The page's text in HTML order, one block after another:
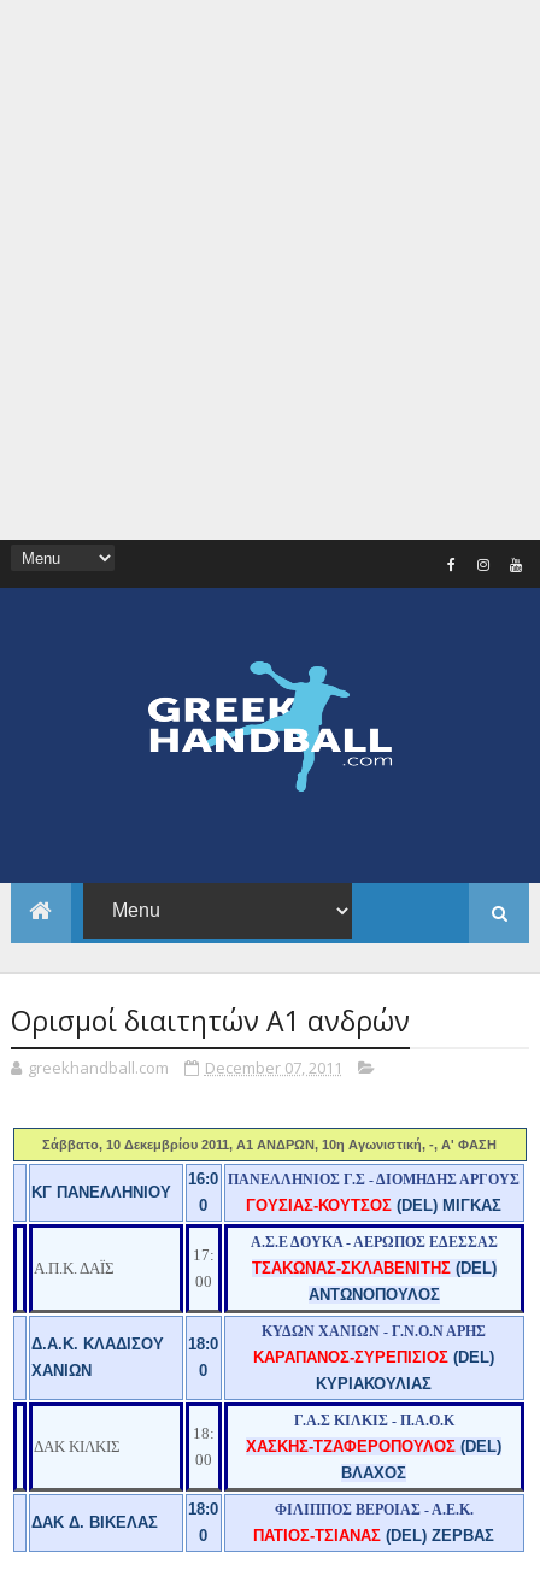
Ορισμοί διαιτητών Α1 ανδρών
greekhandball.com December 07, 2011
Σάββατο, 10 Δεκεμβρίου 2011, Α1 ΑΝΔΡΩΝ, 10η Αγωνιστική, -, Α' ΦΑΣΗ
ΚΓ ΠΑΝΕΛΛΗΝΙΟΥ
16:0
0
ΠΑΝΕΛΛΗΝΙΟΣ Γ.Σ - ΔΙΟΜΗΔΗΣ ΑΡΓΟΥΣ
ΓΟΥΣΙΑΣ-ΚΟΥΤΣΟΣ (DEL) ΜΙΓΚΑΣ
Α.Π.Κ. ΔΑΪΣ
17:
00
Α.Σ.Ε ΔΟΥΚΑ - ΑΕΡΩΠΟΣ ΕΔΕΣΣΑΣ
ΤΣΑΚΩΝΑΣ-ΣΚΛΑΒΕΝΙΤΗΣ(DEL)
ΑΝΤΩΝΟΠΟΥΛΟΣ
Δ.Α.Κ. ΚΛΑΔΙΣΟΥ
ΧΑΝΙΩΝ
18:0
0
ΚΥΔΩΝ ΧΑΝΙΩΝ - Γ.Ν.Ο.Ν ΑΡΗΣ
ΚΑΡΑΠΑΝΟΣ-ΣΥΡΕΠΙΣΙΟΣ (DEL)
ΚΥΡΙΑΚΟΥΛΙΑΣ
ΔΑΚ ΚΙΛΚΙΣ
18:
00
Γ.Α.Σ ΚΙΛΚΙΣ - Π.Α.Ο.Κ
ΧΑΣΚΗΣ-ΤΖΑΦΕΡΟΠΟΥΛΟΣ (DEL)
ΒΛΑΧΟΣ
ΔΑΚ Δ. ΒΙΚΕΛΑΣ
18:0
0
ΦΙΛΙΠΠΟΣ ΒΕΡΟΙΑΣ - Α.Ε.Κ.
ΠΑΤΙΟΣ-ΤΣΙΑΝΑΣ (DEL) ΖΕΡΒΑΣ